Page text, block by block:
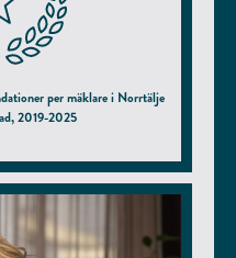
per mäklare i Norrtälje
2019-2025